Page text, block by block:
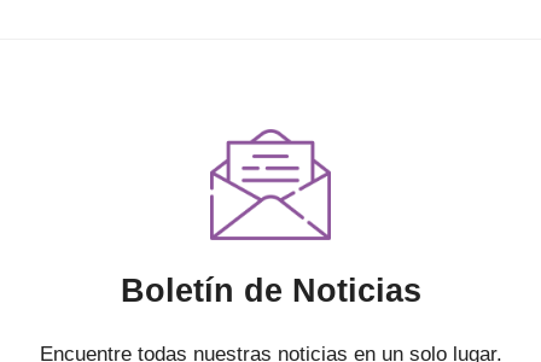
Boletín de Noticias
Encuentre todas nuestras noticias en un solo lugar.